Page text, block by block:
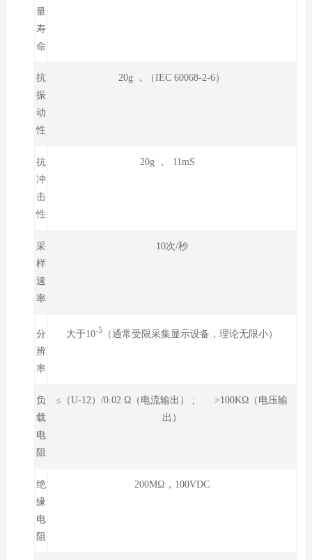
量
寿
命
抗
振
动
性
20g ，（IEC 60068-2-6）
抗
冲
击
性
20g ， 11mS
采
样
速
率
10次/秒
分
辨
率
大于10-5（通常受限采集显示设备，理论无限小）
负
载
电
阻
≤（U-12）/0.02 Ω（电流输出） ; >100KΩ（电压输
出）
绝
缘
电
阻
200MΩ，100VDC